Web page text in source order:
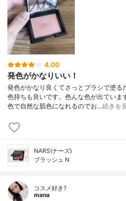
4.00
発色がかなりいい！
発色がかなり良くてさっとブラシで塗る
色持ちも良いです。色んな色が出ていま
色で自然な肌色になれるのでお…続きを
NARS(ナーズ)
ブラッシュ N
コスメ好き?
mana